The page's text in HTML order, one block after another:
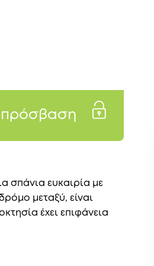
πρόσβαση
σπάνια ευκαιρία με
μεταξύ, είναι
έχει επιφάνεια